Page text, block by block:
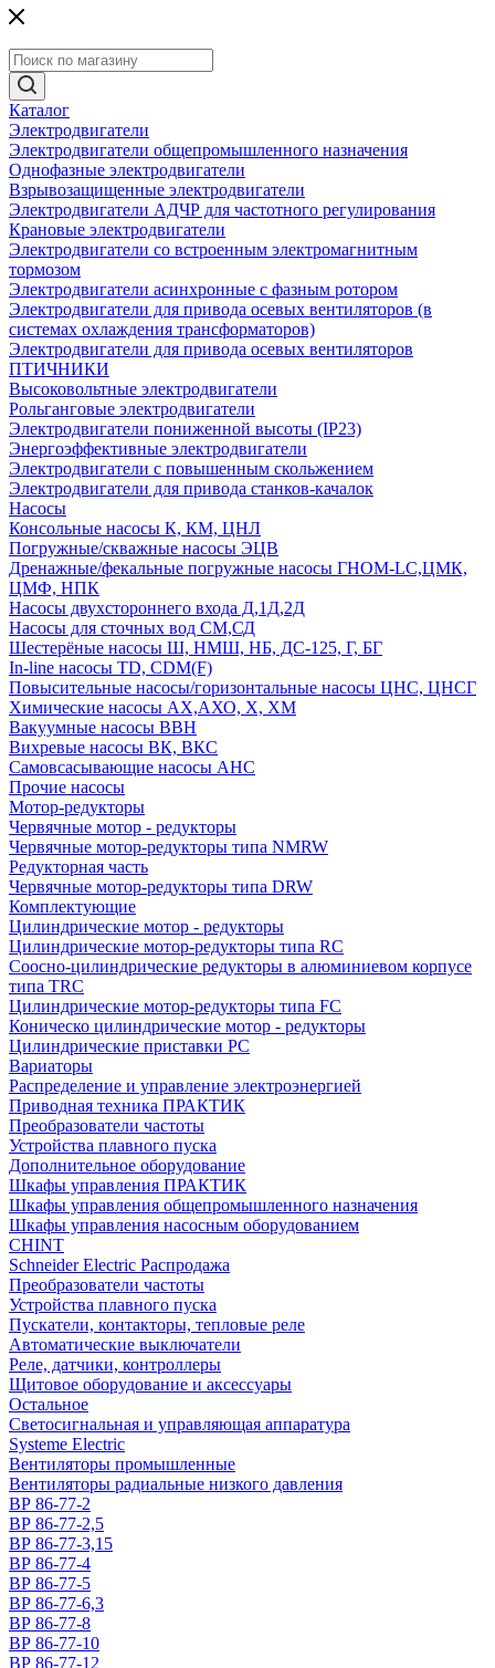
Каталог
Электродвигатели
Электродвигатели общепромышленного назначения
Однофазные электродвигатели
Взрывозащищенные электродвигатели
Электродвигатели АДЧР для частотного регулирования
Крановые электродвигатели
Электродвигатели со встроенным электромагнитным
тормозом
Электродвигатели асинхронные с фазным ротором
Электродвигатели для привода осевых вентиляторов (в
системах охлаждения трансформаторов)
Электродвигатели для привода осевых вентиляторов
ПТИЧНИКИ
Высоковольтные электродвигатели
Рольганговые электродвигатели
Электродвигатели пониженной высоты (IP23)
Энергоэффективные электродвигатели
Электродвигатели с повышенным скольжением
Электродвигатели для привода станков-качалок
Насосы
Консольные насосы К, КМ, ЦНЛ
Погружные/скважные насосы ЭЦВ
Дренажные/фекальные погружные насосы ГНОМ-LC,ЦМК,
ЦМФ, НПК
Насосы двухстороннего входа Д,1Д,2Д
Насосы для сточных вод СМ,СД
Шестерёные насосы Ш, НМШ, НБ, ДС-125, Г, БГ
In-line насосы TD, CDM(F)
Повысительные насосы/горизонтальные насосы ЦНС, ЦНСГ
Химические насосы АХ,АХО, Х, ХМ
Вакуумные насосы ВВН
Вихревые насосы ВК, ВКС
Самовсасывающие насосы АНС
Прочие насосы
Мотор-редукторы
Червячные мотор - редукторы
Червячные мотор-редукторы типа NMRW
Редукторная часть
Червячные мотор-редукторы типа DRW
Комплектующие
Цилиндрические мотор - редукторы
Цилиндрические мотор-редукторы типа RC
Соосно-цилиндрические редукторы в алюминиевом корпусе
типа TRC
Цилиндрические мотор-редукторы типа FC
Коническо цилиндрические мотор - редукторы
Цилиндрические приставки PC
Вариаторы
Распределение и управление электроэнергией
Приводная техника ПРАКТИК
Преобразователи частоты
Устройства плавного пуска
Дополнительное оборудование
Шкафы управления ПРАКТИК
Шкафы управления общепромышленного назначения
Шкафы управления насосным оборудованием
CHINT
Schneider Electric Распродажа
Преобразователи частоты
Устройства плавного пуска
Пускатели, контакторы, тепловые реле
Автоматические выключатели
Реле, датчики, контроллеры
Щитовое оборудование и аксессуары
Остальное
Светосигнальная и управляющая аппаратура
Systeme Electric
Вентиляторы промышленные
Вентиляторы радиальные низкого давления
ВР 86-77-2
ВР 86-77-2,5
ВР 86-77-3,15
ВР 86-77-4
ВР 86-77-5
ВР 86-77-6,3
ВР 86-77-8
ВР 86-77-10
ВР 86-77-12